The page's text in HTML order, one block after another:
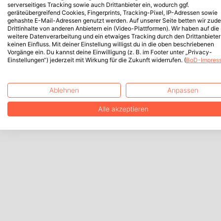
serverseitiges Tracking sowie auch Drittanbieter ein, wodurch ggf.
geräteübergreifend Cookies, Fingerprints, Tracking-Pixel, IP-Adressen sowie
gehashte E-Mail-Adressen genutzt werden. Auf unserer Seite betten wir
Drittinhalte von anderen Anbietern ein (Video-Plattformen). Wir haben auf die
weitere Datenverarbeitung und ein etwaiges Tracking durch den Drittanbieter
keinen Einfluss. Mit deiner Einstellung willigst du in die oben beschriebenen
Vorgänge ein. Du kannst deine Einwilligung (z. B. im Footer unter „Privacy-
Einstellungen“) jederzeit mit Wirkung für die Zukunft widerrufen. (BoD-
Ablehnen Anpassen
Alle akzeptieren